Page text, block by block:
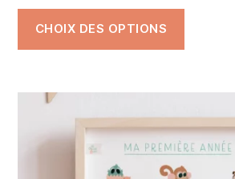
CHOIX DES OPTIONS